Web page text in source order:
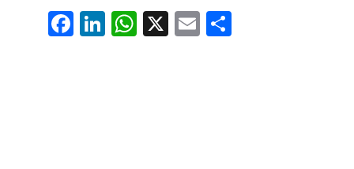
Fa
ce
Li
nk
W
ha
X E
m
Pa
rt